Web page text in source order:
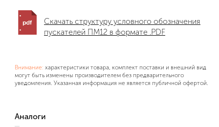
Скачать структуру условного обозначения
пускателей ПМ12 в формате .PDF
Внимание: характеристики товара, комплект поставки и внешний вид
могут быть изменены производителем без предварительного
уведомления. Указанная информация не является публичной офертой.
Аналоги